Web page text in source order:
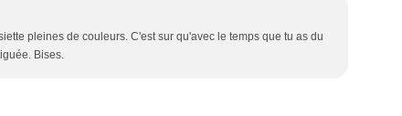
pleines de couleurs. C'est sur qu'avec le temps que tu as du
Bises.